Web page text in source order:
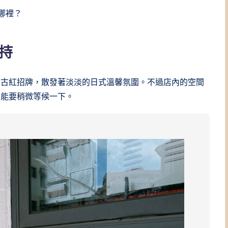
裡？
紅招牌，散發著淡淡的日式溫馨氛圍。不過店內的空間
要稍微等候一下。